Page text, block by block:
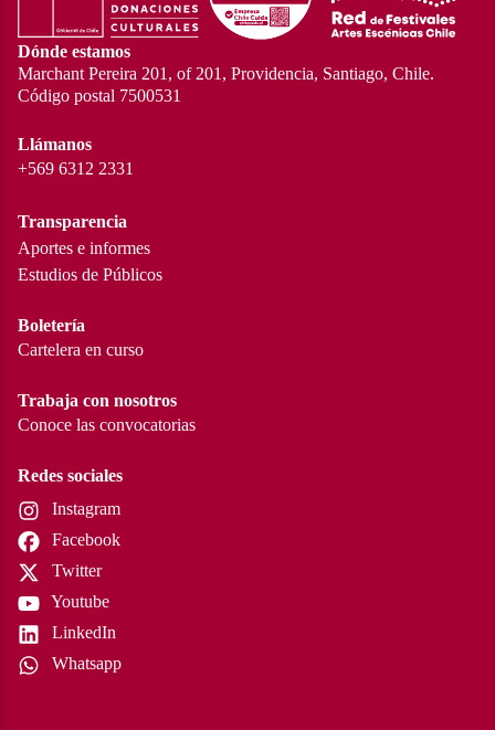
Dónde estamos
Marchant Pereira 201, of 201, Providencia, Santiago, Chile.
Código postal 7500531
Llámanos
+569 6312 2331
Transparencia
Aportes e informes
Estudios de Públicos
Boletería
Cartelera en curso
Trabaja con nosotros
Conoce las convocatorias
Redes sociales
Instagram
Facebook
Twitter
Youtube
LinkedIn
Whatsapp